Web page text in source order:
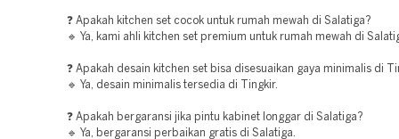
❓ Apakah kitchen set cocok untuk rumah mewah di Salatiga?
🔹 Ya, kami ahli kitchen set premium untuk rumah mewah di
❓ Apakah desain kitchen set bisa disesuaikan gaya minimalis di
🔹 Ya, desain minimalis tersedia di Tingkir.
❓ Apakah bergaransi jika pintu kabinet longgar di Salatiga?
🔹 Ya, bergaransi perbaikan gratis di Salatiga.